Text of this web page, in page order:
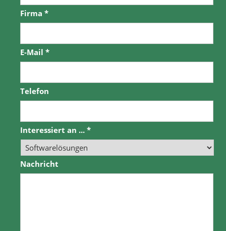
Firma *
E-Mail *
Telefon
Interessiert an ... *
Nachricht